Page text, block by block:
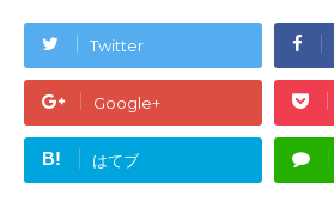
Twitter
Google+
B! はてブ